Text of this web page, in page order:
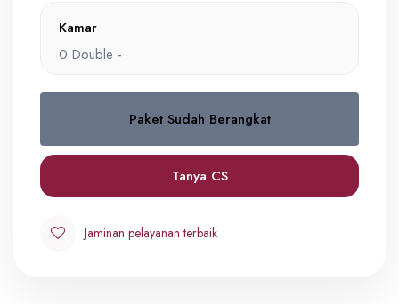
Kamar
0 Double -
Double
IDR 20,990,000
0
Paket Sudah Berangkat
Tanya CS
Jaminan pelayanan terbaik